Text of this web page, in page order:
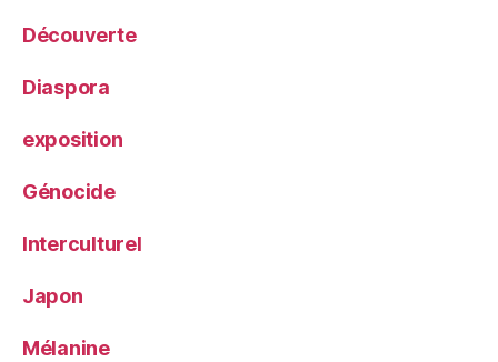
Découverte
Diaspora
exposition
Génocide
Interculturel
Japon
Mélanine